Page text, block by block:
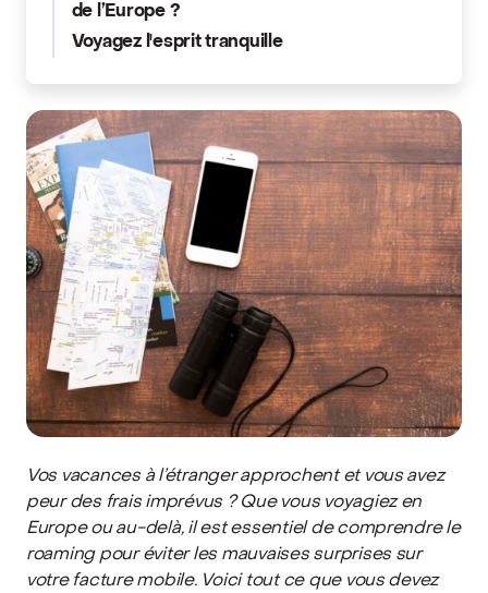
de l’Europe ?
Voyagez l'esprit tranquille
Vos vacances à l’étranger approchent et vous avez
peur des frais imprévus ? Que vous voyagiez en
Europe ou au-delà, il est essentiel de comprendre le
roaming pour éviter les mauvaises surprises sur
votre facture mobile. Voici tout ce que vous devez